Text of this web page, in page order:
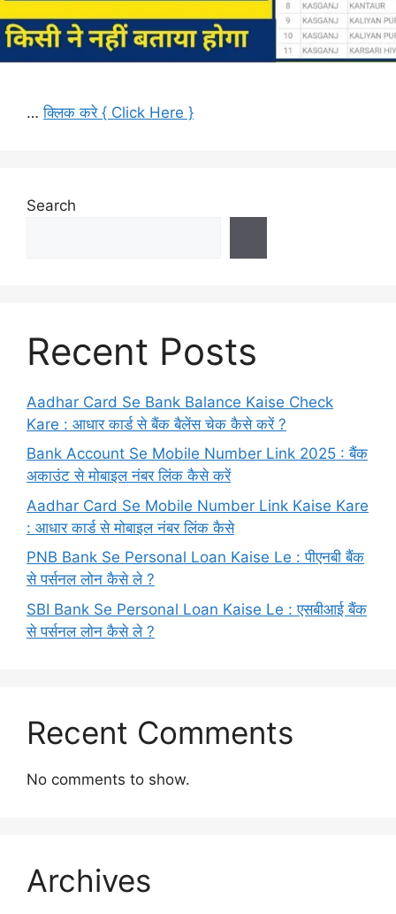
…क्लिक करे { Click Here }
Search
Recent Posts
Aadhar Card Se Bank Balance Kaise Check
Kare : आधार कार्ड से बैंक बैलेंस चेक कैसे करें ?
Bank Account Se Mobile Number Link 2025 : बैंक
अकाउंट से मोबाइल नंबर लिंक कैसे करें
Aadhar Card Se Mobile Number Link Kaise Kare
: आधार कार्ड से मोबाइल नंबर लिंक कैसे
PNB Bank Se Personal Loan Kaise Le : पीएनबी बैंक
से पर्सनल लोन कैसे ले ?
SBI Bank Se Personal Loan Kaise Le : एसबीआई बैंक
से पर्सनल लोन कैसे ले ?
Recent Comments
No comments to show.
Archives